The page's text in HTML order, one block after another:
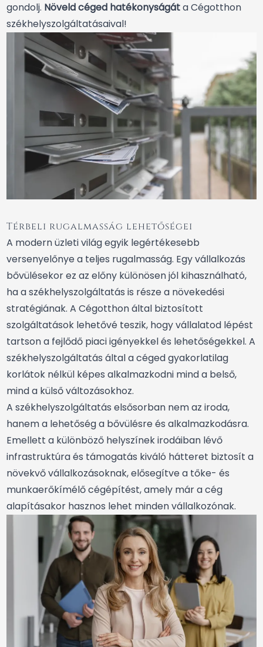
gondolj. Növeld céged hatékonyságáta Cégotthon
székhelyszolgáltatásaival!
Térbeli rugalmasság lehetőségei
A modern üzleti világ egyik legértékesebb
versenyelőnye a teljes rugalmasság. Egy vállalkozás
bővülésekor ez az előny különösen jól kihasználható,
ha a székhelyszolgáltatás is része a növekedési
stratégiának. A Cégotthon által biztosított
szolgáltatások lehetővé teszik, hogy vállalatod lépést
tartson a fejlődő piaci igényekkel és lehetőségekkel. A
székhelyszolgáltatás által a céged gyakorlatilag
korlátok nélkül képes alkalmazkodni mind a belső,
mind a külső változásokhoz.
A székhelyszolgáltatás elsősorban nem az iroda,
hanem a lehetőség a bővülésre és alkalmazkodásra.
Emellett a különböző helyszínek irodáiban lévő
infrastruktúra és támogatás kiváló hátteret biztosít a
növekvő vállalkozásoknak, elősegítve a tőke- és
munkaerőkímélő cégépítést, amely már a cég
alapításakor hasznos lehet minden vállalkozónak.